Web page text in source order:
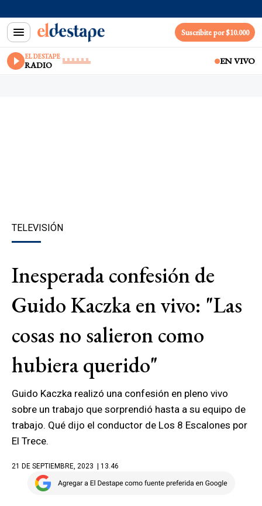
Suscribite por $10.000
EL DESTAPE
RADIO EN VIVO
TELEVISIÓN
Inesperada confesión de
Guido Kaczka en vivo: "Las
cosas no salieron como
hubiera querido"
Guido Kaczka realizó una confesión en pleno vivo
sobre un trabajo que sorprendió hasta a su equipo de
trabajo. Qué dijo el conductor de Los 8 Escalones por
El Trece.
21 DE SEPTIEMBRE, 2023 | 13.46